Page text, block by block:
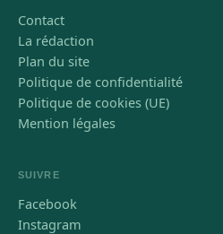
Contact
La rédaction
Plan du site
Politique de confidentialité
Politique de cookies (UE)
Mention légales
SUIVRE
Facebook
Instagram